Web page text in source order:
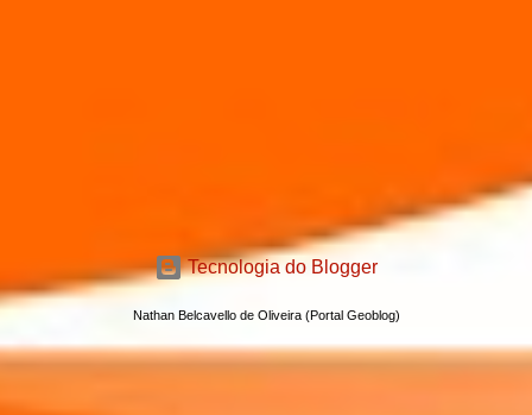
Tecnologia do Blogger
Nathan Belcavello de Oliveira (Portal Geoblog)